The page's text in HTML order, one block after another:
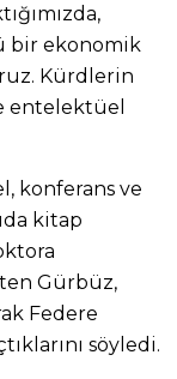
bir ekonomik
Kürdlerin
entelektüel
konferans ve
kitap
Gürbüz,
Federe
söyledi.